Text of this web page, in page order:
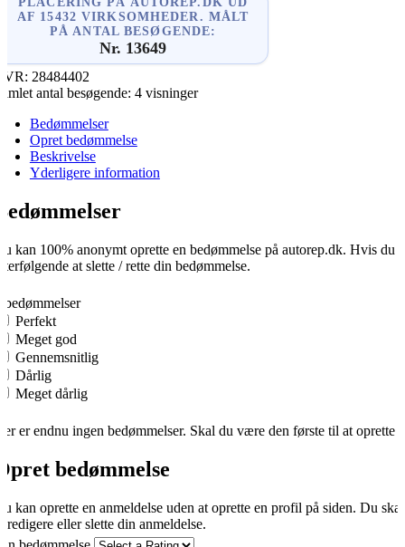
AF 15432 VIRKSOMHEDER. MÅLT
PÅ ANTAL BESØGENDE:
Nr. 13649
28484402
antal besøgende: 4 visninger
Bedømmelser
Opret bedømmelse
Beskrivelse
Yderligere information
kan 100% anonymt oprette en bedømmelse på autorep.dk. Hvis
at slette / rette din bedømmelse.
bedømmelser
Perfekt
Meget god
Gennemsnitlig
Dårlig
Meget dårlig
er endnu ingen bedømmelser. Skal du være den første til at oprette
bedømmelse
kan oprette en anmeldelse uden at oprette en profil på siden. Du
redigere eller slette din anmeldelse.